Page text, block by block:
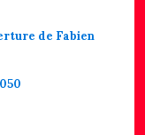
de Fabien